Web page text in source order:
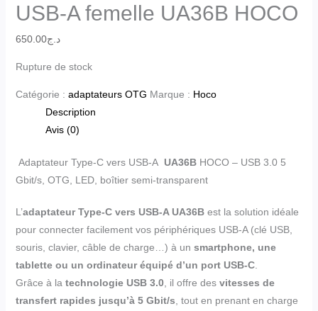
USB-A femelle UA36B HOCO
د.ج650.00
Rupture de stock
Catégorie : adaptateurs OTG Marque : Hoco
Description
Avis (0)
Adaptateur Type-C vers USB-A UA36BHOCO – USB 3.0 5
Gbit/s, OTG, LED, boîtier semi-transparent
L’adaptateur Type-C vers USB-A UA36Best la solution idéale
pour connecter facilement vos périphériques USB-A (clé USB,
souris, clavier, câble de charge…) à un smartphone, une
tablette ou un ordinateur équipé d’un port USB-C.
Grâce à la technologie USB 3.0, il offre des vitesses de
transfert rapides jusqu’à 5 Gbit/s , tout en prenant en charge